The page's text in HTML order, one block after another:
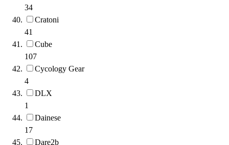
34
Cratoni
41
Cube
107
Cycology Gear
4
DLX
1
Dainese
17
Dare2b